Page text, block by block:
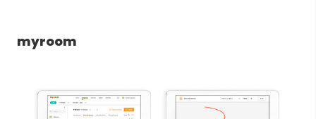
myroom